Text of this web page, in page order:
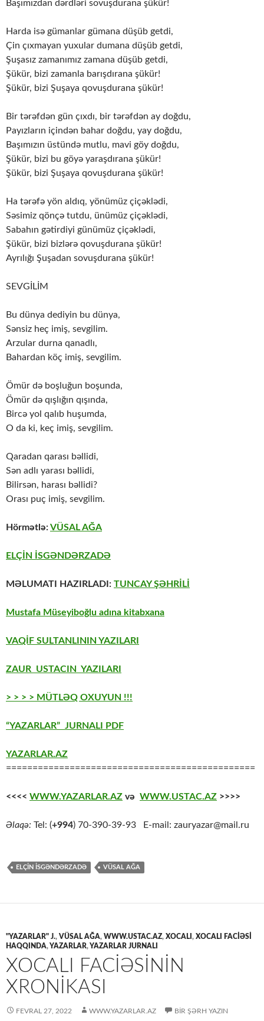
Başımızdan dərdləri sovuşdurana şükür!
Harda isə gümanlar gümana düşüb getdi,
Çin çıxmayan yuxular dumana düşüb getdi,
Şuşasız zamanımız zamana düşüb getdi,
Şükür, bizi zamanla barışdırana şükür!
Şükür, bizi Şuşaya qovuşdurana şükür!
Bir tərəfdən gün çıxdı, bir tərəfdən ay doğdu,
Payızların içindən bahar doğdu, yay doğdu,
Başımızın üstündə mutlu, mavi göy doğdu,
Şükür, bizi bu göyə yaraşdırana şükür!
Şükür, bizi Şuşaya qovuşdurana şükür!
Ha tərəfə yön aldıq, yönümüz çiçəklədi,
Səsimiz qönçə tutdu, ünümüz çiçəklədi,
Sabahın gətirdiyi günümüz çiçəklədi,
Şükür, bizi bizlərə qovuşdurana şükür!
Ayrılığı Şuşadan sovuşdurana şükür!
SEVGİLİM
Bu dünya dediyin bu dünya,
Sənsiz heç imiş, sevgilim.
Arzular durna qanadlı,
Bahardan köç imiş, sevgilim.
Ömür də boşluğun boşunda,
Ömür də qışlığın qışında,
Bircə yol qalıb huşumda,
O da ki, keç imiş, sevgilim.
Qaradan qarası bəllidi,
Sən adlı yarası bəllidi,
Bilirsən, harası bəllidi?
Orası puç imiş, sevgilim.
Hörmətlə:VÜSAL AĞA
ELÇİN İSGƏNDƏRZADƏ
MƏLUMATI HAZIRLADI: TUNCAY ŞƏHRİLİ
Mustafa Müseyiboğlu adına kitabxana
VAQİF SULTANLININ YAZILARI
ZAUR USTACIN YAZILARI
> > > > MÜTLƏQ OXUYUN !!!
“YAZARLAR” JURNALI PDF
YAZARLAR.AZ
===============================================
<<<< WWW.YAZARLAR.AZ və WWW.USTAC.AZ >>>>
Əlaqə: Tel: (+994) 70-390-39-93 E-mail: zauryazar@mail.ru
ELÇIN İSGƏNDƏRZADƏ VÜSAL AĞA
"YAZARLAR" J., VÜSAL AĞA, WWW.USTAC.AZ, XOCALI , XOCALI FACİƏSİ
HAQQINDA, YAZARLAR, YAZARLAR JURNALI
XOCALI FACIƏSININ
XRONIKASI
FEVRAL 27, 2022 WWW.YAZARLAR.AZ BIR ŞƏRH YAZIN